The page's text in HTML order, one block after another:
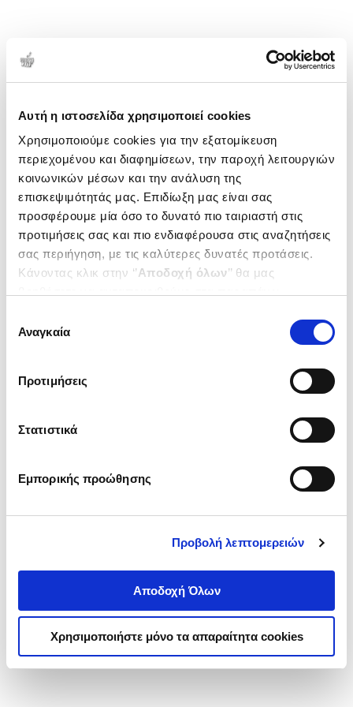
Αυτή η ιστοσελίδα χρησιμοποιεί cookies
Χρησιμοποιούμε cookies για την εξατομίκευση
περιεχομένου και διαφημίσεων, την παροχή λειτουργιών
κοινωνικών μέσων και την ανάλυση της
επισκεψιμότητάς μας. Επιδίωξη μας είναι σας
προσφέρουμε μία όσο το δυνατό πιο ταιριαστή στις
προτιμήσεις σας και πιο ενδιαφέρουσα στις αναζητήσεις
σας περιήγηση, με τις καλύτερες δυνατές προτάσεις.
Κάνοντας κλικ στην ‘’Αποδοχή όλων’’ θα μας
ενδιαφέρουν και να επιλέξετε από τα παρακάτω με την
΄΄και να ενημερωθείτε σχετικά με
συγκατάθεσης
Αναγκαία
Προτιμήσεις
Στατιστικά
Εμπορικής προώθησης
Προβολή λεπτομερειών
Αποδοχή Όλων
Χρησιμοποιήστε μόνο τα απαραίτητα cookies